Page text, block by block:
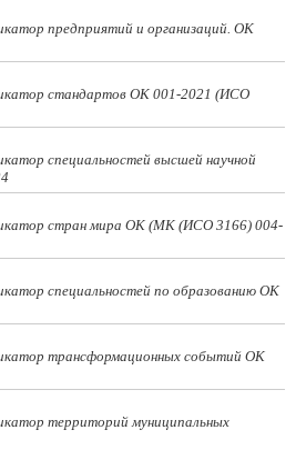
предприятий и организаций. ОК
стандартов ОК 001-2021 (ИСО
специальностей высшей научной
стран мира ОК (МК (ИСО 3166) 004-
специальностей по образованию ОК
трансформационных событий ОК
территорий муниципальных